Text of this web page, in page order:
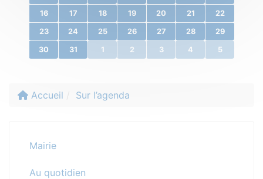
16 17 18 19 20 21 22
23 24 25 26 27 28 29
30 31 1 2 3 4 5
Accueil Sur l’agenda
Mairie
Au quotidien